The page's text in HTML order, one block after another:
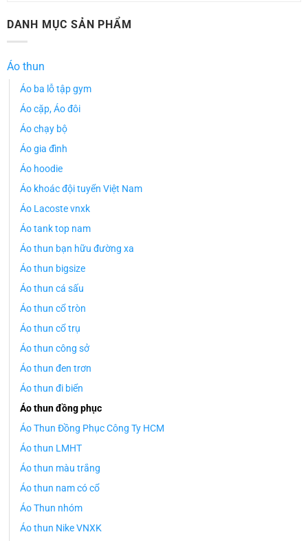
DANH MỤC SẢN PHẨM
Áo thun
Áo ba lỗ tập gym
Áo cặp, Áo đôi
Áo chạy bộ
Áo gia đình
Áo hoodie
Áo khoác đội tuyển Việt Nam
Áo Lacoste vnxk
Áo tank top nam
Áo thun bạn hữu đường xa
Áo thun bigsize
Áo thun cá sấu
Áo thun cổ tròn
Áo thun cổ trụ
Áo thun công sở
Áo thun đen trơn
Áo thun đi biển
Áo thun đồng phục
Áo Thun Đồng Phục Công Ty HCM
Áo thun LMHT
Áo thun màu trắng
Áo thun nam có cổ
Áo Thun nhóm
Áo thun Nike VNXK